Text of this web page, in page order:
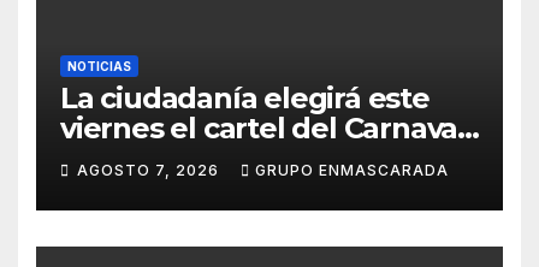
NOTICIAS
La ciudadanía elegirá este
viernes el cartel del Carnaval
de Las Palmas de Gran
Canaria 2027 en una gala
retransmitida por Televisión
Canaria
AGOSTO 7, 2026 GRUPO ENMASCARADA